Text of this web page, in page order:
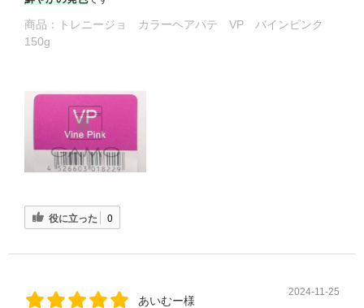
商品：
トレニージョ カラーヘアパテ VP バインピンク
150g
役に立った 0
あいむー様
2024-11-25